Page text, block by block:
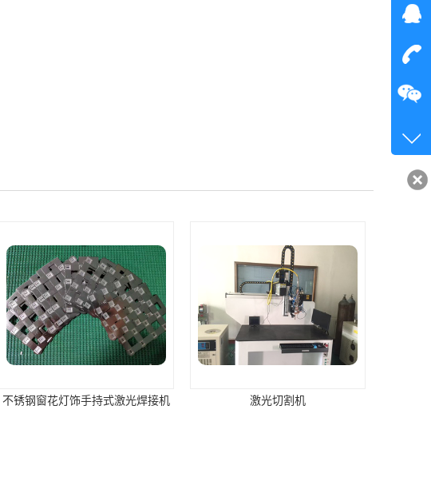
不锈钢窗花灯饰手持式激光焊接机 激光切割机
在线
在
咨询
客服